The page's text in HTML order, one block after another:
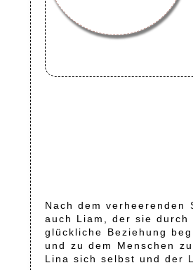
Nach dem
auch Liam, der sie
glückliche Beziehung
und zu dem Menschen
Lina sich selbst und der